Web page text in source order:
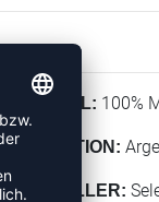
MATERIAL: 100%
KOLLEKTION:
HERSTELLER: